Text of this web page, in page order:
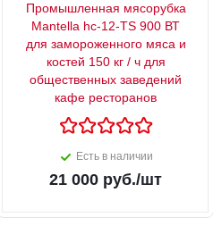
Промышленная мясорубка
Mantella hc-12-TS 900 ВТ
для замороженного мяса и
костей 150 кг / ч для
общественных заведений
кафе ресторанов
Есть в наличии
21 000 руб./шт